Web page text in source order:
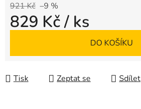
921 Kč –9 %
829 Kč/ ks
DO KOŠÍKU
Tisk Zeptat se Sdílet